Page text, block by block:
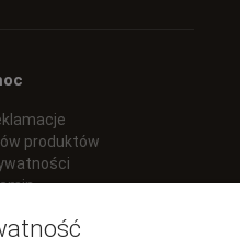
produktów